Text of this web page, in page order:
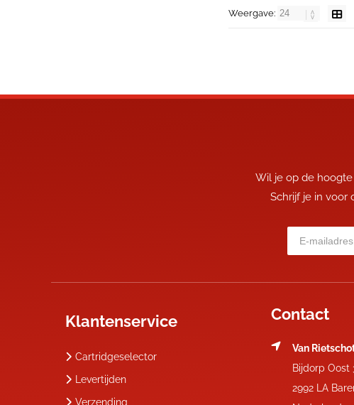
Weergave:
Wil je op de
Schrijf je in voor
Klantenservice
Cartridgeselector
Levertijden
Verzending
Contact
Van
Bijdorp Oost
2992 LA